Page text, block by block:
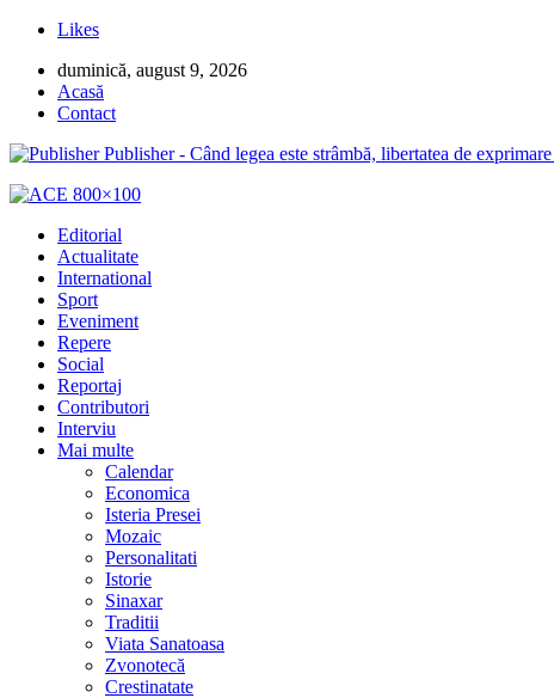
Likes
duminică, august 9, 2026
Acasă
Contact
Publisher - Când legea este strâmbă, libertatea de
Editorial
Actualitate
International
Sport
Eveniment
Repere
Social
Reportaj
Contributori
Interviu
Mai multe
Calendar
Economica
Isteria Presei
Mozaic
Personalitati
Istorie
Sinaxar
Traditii
Viata Sanatoasa
Zvonotecă
Crestinatate